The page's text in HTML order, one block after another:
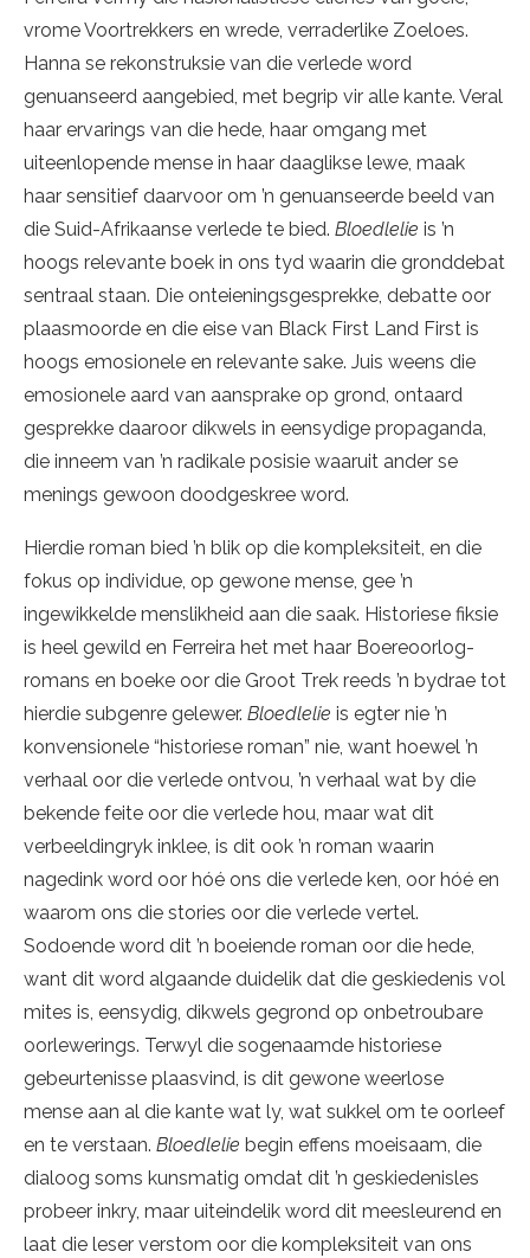
vrome Voortrekkers en wrede, verraderlike Zoeloes.
Hanna se rekonstruksie van die verlede word
genuanseerd aangebied, met begrip vir alle kante. Veral
haar ervarings van die hede, haar omgang met
uiteenlopende mense in haar daaglikse lewe, maak
haar sensitief daarvoor om ’n genuanseerde beeld van
die Suid-Afrikaanse verlede te bied. Bloedlelie is ’n
hoogs relevante boek in ons tyd waarin die gronddebat
sentraal staan. Die onteieningsgesprekke, debatte oor
plaasmoorde en die eise van Black First Land First is
hoogs emosionele en relevante sake. Juis weens die
emosionele aard van aansprake op grond, ontaard
gesprekke daaroor dikwels in eensydige propaganda,
die inneem van ’n radikale posisie waaruit ander se
menings gewoon doodgeskree word.
Hierdie roman bied ’n blik op die kompleksiteit, en die
fokus op individue, op gewone mense, gee ’n
ingewikkelde menslikheid aan die saak. Historiese fiksie
is heel gewild en Ferreira het met haar Boereoorlog-
romans en boeke oor die Groot Trek reeds ’n bydrae tot
hierdie subgenre gelewer. Bloedlelie is egter nie ’n
konvensionele “historiese roman” nie, want hoewel ’n
verhaal oor die verlede ontvou, ’n verhaal wat by die
bekende feite oor die verlede hou, maar wat dit
verbeeldingryk inklee, is dit ook ’n roman waarin
nagedink word oor hóé ons die verlede ken, oor hóé en
waarom ons die stories oor die verlede vertel.
Sodoende word dit ’n boeiende roman oor die hede,
want dit word algaande duidelik dat die geskiedenis vol
mites is, eensydig, dikwels gegrond op onbetroubare
oorlewerings. Terwyl die sogenaamde historiese
gebeurtenisse plaasvind, is dit gewone weerlose
mense aan al die kante wat ly, wat sukkel om te oorleef
en te verstaan. Bloedlelie begin effens moeisaam, die
dialoog soms kunsmatig omdat dit ’n geskiedenisles
probeer inkry, maar uiteindelik word dit meesleurend en
laat die leser verstom oor die kompleksiteit van ons